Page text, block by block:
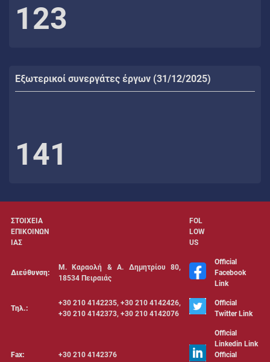
123
Εξωτερικοί συνεργάτες έργων (31/12/2025)
141
ΣΤΟΙΧΕΙΑ
ΕΠΙΚΟΙΝΩΝ
ΙΑΣ
FOL
LOW
US
Διεύθυνση:
Μ. Καραολή & Α. Δημητρίου 80,
18534 Πειραιάς
Official
Facebook
Link
Τηλ.:
+30 210 4142235, +30 210 4142426,
+30 210 4142373, +30 210 4142076
Official
Twitter Link
Fax: +30 210 4142376
Official
Linkedin Link
Official